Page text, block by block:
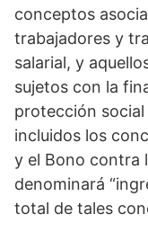
conceptos
trabajadores y
salarial, y
sujetos con la
protección social
incluidos los
y el Bono contra
denominará
total de tales